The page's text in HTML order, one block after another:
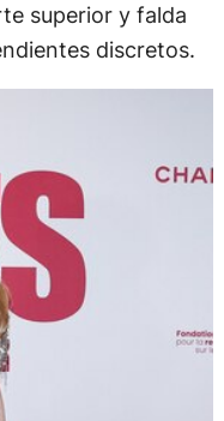
superior y falda
discretos.